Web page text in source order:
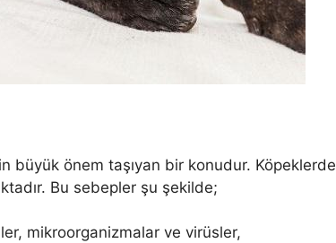
büyük önem taşıyan bir konudur. Köpeklerde
Bu sebepler şu şekilde;
mikroorganizmalar ve virüsler,